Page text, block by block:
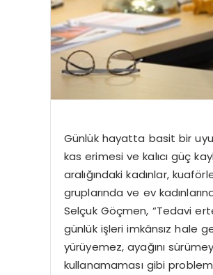
Günlük hayatta basit bir
kas erimesi ve kalıcı güç
aralığındaki kadınlar,
gruplarında ve ev
Selçuk Göçmen, “Tedavi
günlük işleri imkânsız hale
yürüyemez, ayağını
kullanamaması gibi